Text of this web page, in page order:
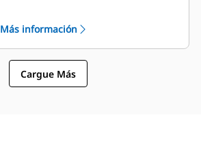
sujetapasador Cat, que permiten
que las máquinas de tamaños
similares compartan las tenazas y
otros accesorios.
el funcionamiento general simples
hacen que las tenazas sean una
opción más sencilla y más
asequible que los garfios en
cuanto a los costos de posesión y
Más información
Cargue Más